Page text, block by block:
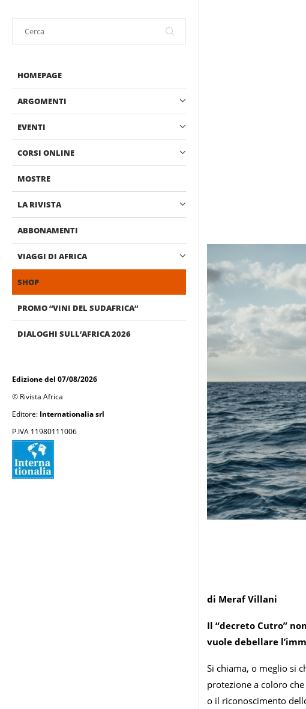
HOMEPAGE
ARGOMENTI
EVENTI
CORSI ONLINE
MOSTRE
LA RIVISTA
ABBONAMENTI
VIAGGI DI AFRICA
SHOP
PROMO “VINI DEL SUDAFRICA”
DIALOGHI SULL’AFRICA 2026
Edizione del 07/08/2026
© Rivista Africa
Editore: Internationalia srl
P.IVA 11980111006
di Meraf Villani
Il “decreto Cutro”
vuole debellare
Si chiama, o meglio si
protezione a coloro
o il riconoscimento